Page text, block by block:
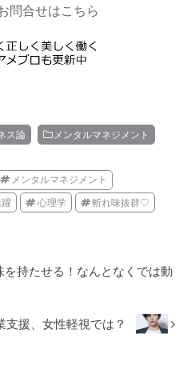
問合せはこちら
ス論 メンタルマネジメント
メンタルマネジメント
心理学 斬れ味抜群♡
を持たせる！なんとなくでは動
支援、女性軽視では？